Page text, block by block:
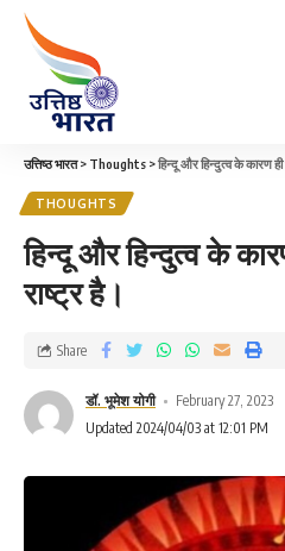
उत्तिष्ठ भारत> Thoughts >हिन्दू और हिन्दुत्व के कारण ही
THOUGHTS
हिन्दू और हिन्दुत्व के
राष्ट्र है।
डॉ. भूमेश योगी
February 27, 2023
Updated 2024/04/03 at 12:01 PM
Share